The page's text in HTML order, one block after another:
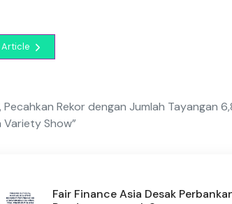
Article
Pecahkan Rekor dengan Jumlah Tayangan
Show”
Fair Finance Asia Desak